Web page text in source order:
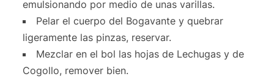
emulsionando por medio de unas varillas.
Pelar el cuerpo del Bogavante y quebrar
ligeramente las pinzas, reservar.
Mezclar en el bol las hojas de Lechugas y de
Cogollo, remover bien.